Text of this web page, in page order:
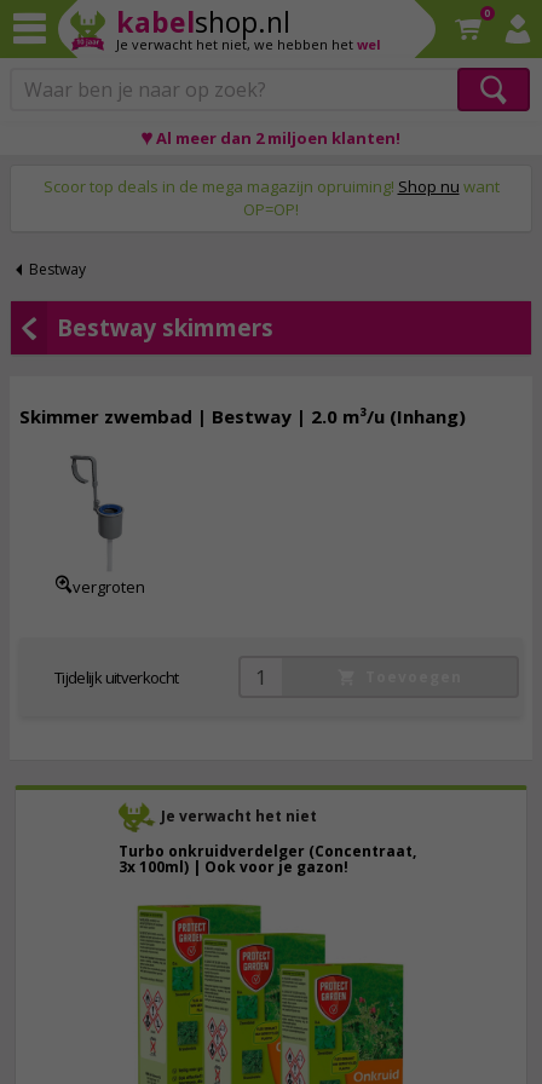
kabelshop.nl
Je verwacht het niet, we hebben het wel
0
♥ Al meer dan 2 miljoen klanten!
Scoor top deals in de mega magazijn opruiming! Shop nu want
OP=OP!
Bestway
Je verwacht het niet
Turbo onkruidverdelger (Concentraat,
3x 100ml) | Ook voor je gazon!
Bestway skimmers
Skimmer zwembad | Bestway | 2.0 m³/u (Inhang)
vergroten
Tijdelijk uitverkocht